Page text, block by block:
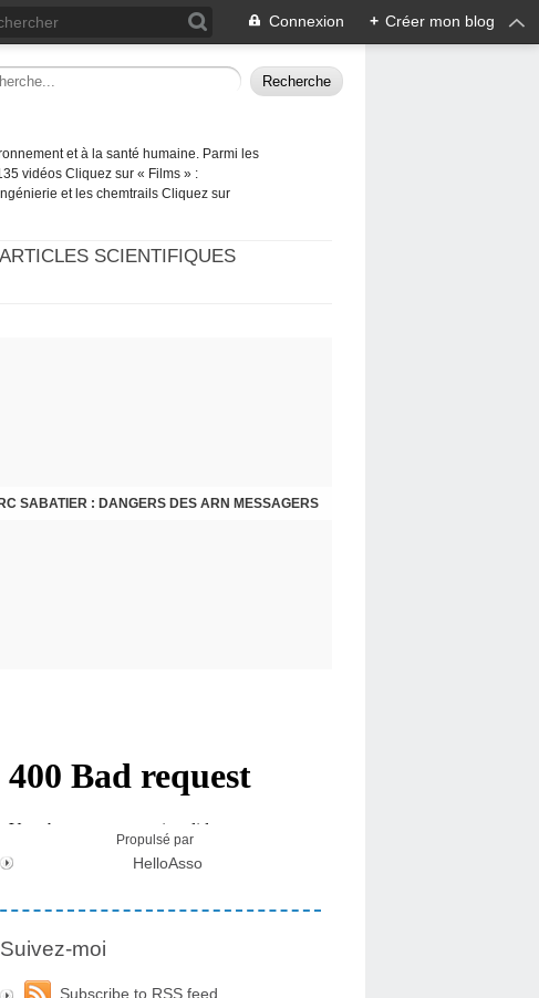
Connexion + Créer mon blog
et à la santé humaine. Parmi les
vidéos Cliquez sur « Films » :
et les chemtrails Cliquez sur
ARTICLES SCIENTIFIQUES
SABATIER : DANGERS DES ARN MESSAGERS
USA - DR KORY : LA LICENCE DE SOIGNER OU RESPECTER LE SERMENT D'HIPPOCRATE CONTRE VENTS ET MARÉES
Propulsé par
HelloAsso
Suivez-moi
Subscribe to RSS feed